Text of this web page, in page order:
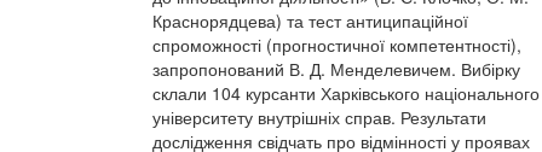
Краснорядцева) та тест антиципаційної
спроможності (прогностичної компетентності),
запропонований В. Д. Менделевичем. Вибірку
склали 104 курсанти Харківського національного
університету внутрішніх справ. Результати
дослідження свідчать про відмінності у проявах